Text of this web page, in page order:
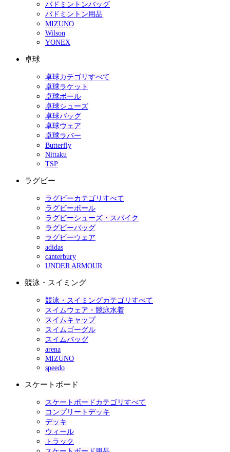
バドミントンバッグ
バドミントン用品
MIZUNO
Wilson
YONEX
卓球
卓球カテゴリすべて
卓球ラケット
卓球ボール
卓球シューズ
卓球バッグ
卓球ウェア
卓球ラバー
Butterfly
Nittaku
TSP
ラグビー
ラグビーカテゴリすべて
ラグビーボール
ラグビーシューズ・スパイク
ラグビーバッグ
ラグビーウェア
adidas
canterbury
UNDER ARMOUR
競泳・スイミング
競泳・スイミングカテゴリすべて
スイムウェア・競泳水着
スイムキャップ
スイムゴーグル
スイムバッグ
arena
MIZUNO
speedo
スケートボード
スケートボードカテゴリすべて
コンプリートデッキ
デッキ
ウィール
トラック